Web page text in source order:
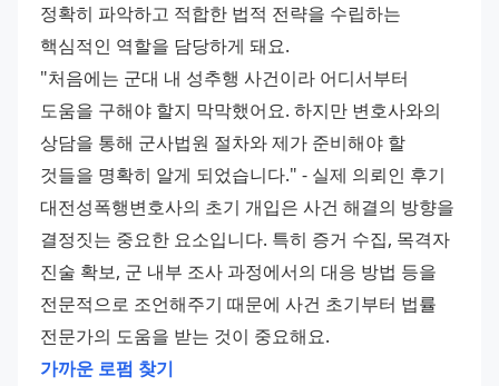
정확히 파악하고 적합한 법적 전략을 수립하는
핵심적인 역할을 담당하게 돼요.
"처음에는 군대 내 성추행 사건이라 어디서부터
도움을 구해야 할지 막막했어요. 하지만 변호사와의
상담을 통해 군사법원 절차와 제가 준비해야 할
것들을 명확히 알게 되었습니다." - 실제 의뢰인 후기
대전성폭행변호사의 초기 개입은 사건 해결의 방향을
결정짓는 중요한 요소입니다. 특히 증거 수집, 목격자
진술 확보, 군 내부 조사 과정에서의 대응 방법 등을
전문적으로 조언해주기 때문에 사건 초기부터 법률
전문가의 도움을 받는 것이 중요해요.
가까운 로펌 찾기